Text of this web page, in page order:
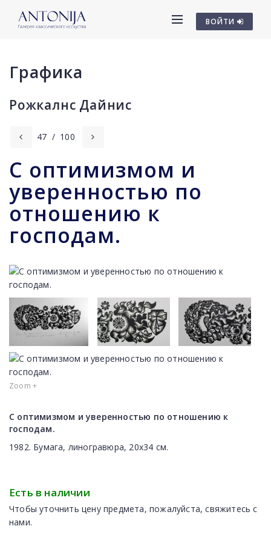
ВОЙТИ
Графика
Рожкалнс Дайниc
47 / 100
С оптимизмом и
уверенностью по
отношению к
господам.
Zoom +
С оптимизмом и уверенностью по отношению к
господам.
1982. Бумага, линогравюра, 20х34 см.
Есть в наличии
Чтобы уточнить цену предмета, пожалуйста, свяжитесь с
нами.